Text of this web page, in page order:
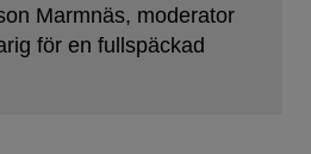
Marmnäs, moderator
för en fullspäckad